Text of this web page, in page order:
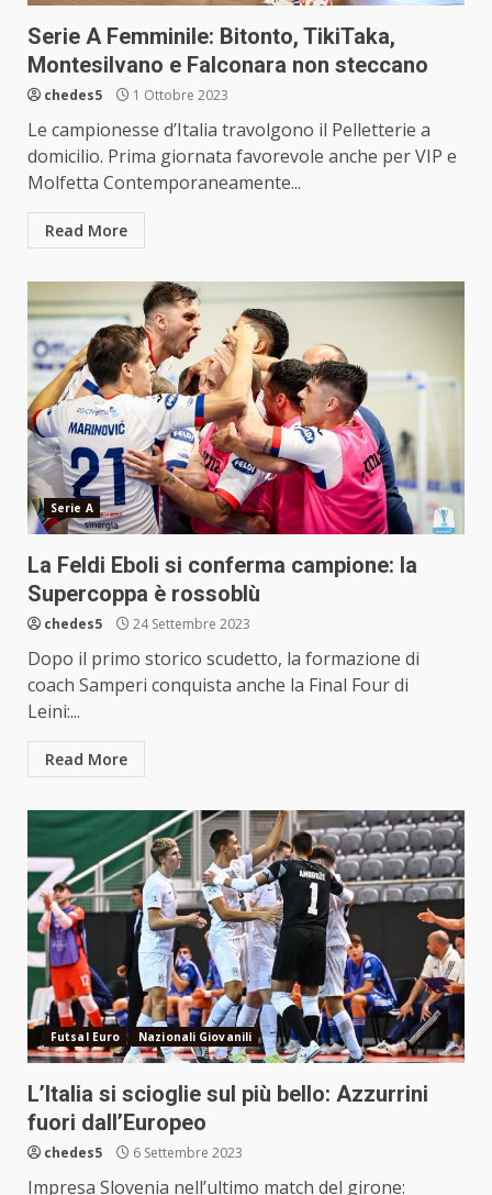
Serie A Femminile: Bitonto, TikiTaka,
Montesilvano e Falconara non steccano
chedes5 1 Ottobre 2023
Le campionesse d’Italia travolgono il Pelletterie a
domicilio. Prima giornata favorevole anche per VIP e
Molfetta Contemporaneamente...
Read More
Serie A
La Feldi Eboli si conferma campione: la
Supercoppa è rossoblù
chedes5 24 Settembre 2023
Dopo il primo storico scudetto, la formazione di
coach Samperi conquista anche la Final Four di
Leini:...
Read More
Futsal Euro Nazionali Giovanili
L’Italia si scioglie sul più bello: Azzurrini
fuori dall’Europeo
chedes5 6 Settembre 2023
Impresa Slovenia nell’ultimo match del girone: